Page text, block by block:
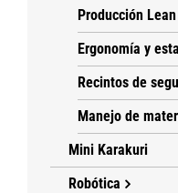
Producción Lean
Ergonomía y
Recintos de
Manejo de
Mini Karakuri
Robótica